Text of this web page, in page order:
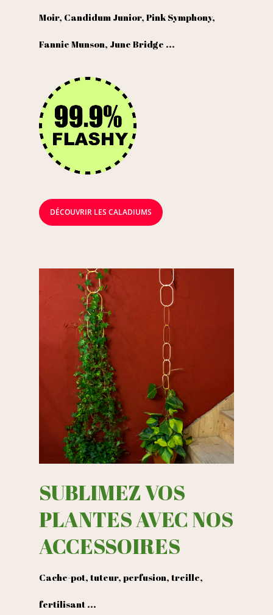
Moir, Candidum Junior, Pink Symphony,
Fannie Munson, June Bridge ...
DÉCOUVRIR LES CALADIUMS
SUBLIMEZ VOS
PLANTES AVEC NOS
ACCESSOIRES
Cache-pot, tuteur, perfusion, treille,
fertilisant ...